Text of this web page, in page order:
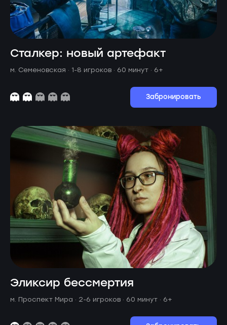
Сталкер: новый артефакт
м. Семеновская · 1-8 игроков · 60 минут · 6+
Забронировать
Эликсир бессмертия
м. Проспект Мира · 2-6 игроков · 60 минут · 6+